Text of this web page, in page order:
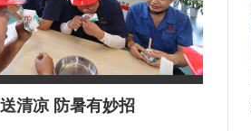
清凉 防暑有妙招